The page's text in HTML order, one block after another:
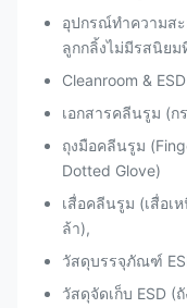
อุปกรณ์ทำความส
ลูกกลิ้งไม่มีรสนิยม
Cleanroom &
เอกสารคลีนรูม (
ถุงมือคลีนรูม
Dotted Glove)
เสื่อคลีนรูม (เสื่อเ
ล้า),
วัสดุบรรจุภัณฑ์
วัสดุจัดเก็บ ESD (